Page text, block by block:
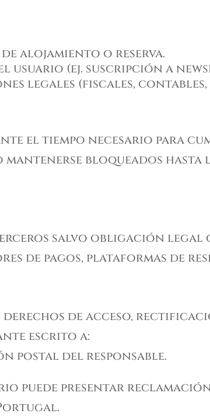
alojamiento o reserva.
usuario (ej. suscripción a
legales (fiscales,
el tiempo necesario para
bloqueados hasta
salvo obligación legal
de pagos, plataformas de
derechos de acceso,
escrito a:
postal del responsable.
puede presentar